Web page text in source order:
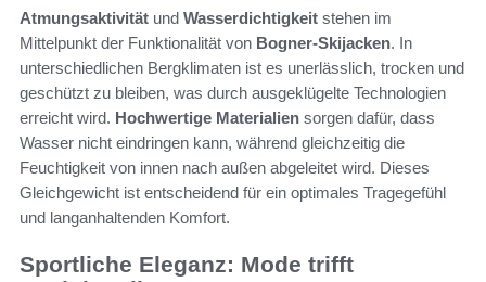
Atmungsaktivität und Wasserdichtigkeit stehen im
Mittelpunkt der Funktionalität von Bogner-Skijacken. In
unterschiedlichen Bergklimaten ist es unerlässlich, trocken und
geschützt zu bleiben, was durch ausgeklügelte Technologien
erreicht wird. Hochwertige Materialien sorgen dafür, dass
Wasser nicht eindringen kann, während gleichzeitig die
Feuchtigkeit von innen nach außen abgeleitet wird. Dieses
Gleichgewicht ist entscheidend für ein optimales Tragegefühl
und langanhaltenden Komfort.
Sportliche Eleganz: Mode trifft